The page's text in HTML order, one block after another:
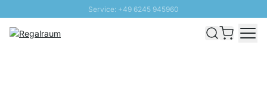
Service: +49 6245 945960
Schnelle Lieferung - Gratis Versand ab 100€